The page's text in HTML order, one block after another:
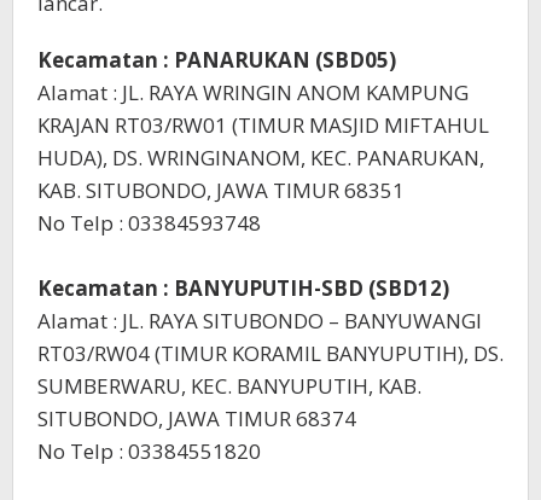
Kecamatan : PANARUKAN (SBD05)
Alamat : JL. RAYA WRINGIN ANOM KAMPUNG
KRAJAN RT03/RW01 (TIMUR MASJID MIFTAHUL
HUDA), DS. WRINGINANOM, KEC. PANARUKAN,
KAB. SITUBONDO, JAWA TIMUR 68351
No Telp : 03384593748
Kecamatan : BANYUPUTIH-SBD (SBD12)
Alamat : JL. RAYA SITUBONDO – BANYUWANGI
RT03/RW04 (TIMUR KORAMIL BANYUPUTIH), DS.
SUMBERWARU, KEC. BANYUPUTIH, KAB.
SITUBONDO, JAWA TIMUR 68374
No Telp : 03384551820